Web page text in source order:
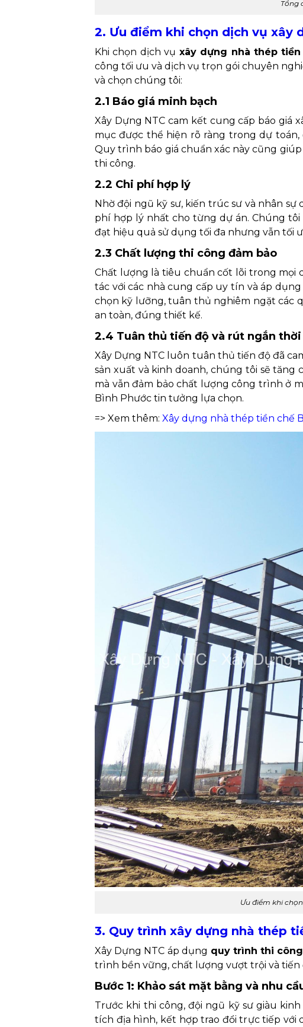
Tổng
2. Ưu điểm khi chọn dịch vụ xây
Khi chọn dịch vụ xây dựng nhà thép
công tối ưu và dịch vụ trọn gói chuyên
và chọn chúng tôi:
2.1 Báo giá minh bạch
Xây Dựng NTC cam kết cung cấp báo giá
mục được thể hiện rõ ràng trong dự
Quy trình báo giá chuẩn xác này cũng
thi công.
2.2 Chi phí hợp lý
Nhờ đội ngũ kỹ sư, kiến trúc sư và nhân
phí hợp lý nhất cho từng dự án. Chúng
đạt hiệu quả sử dụng tối đa nhưng vẫn tối
2.3 Chất lượng thi công đảm bảo
Chất lượng là tiêu chuẩn cốt lõi trong mọi
tác với các nhà cung cấp uy tín và áp
chọn kỹ lưỡng, tuân thủ nghiêm ngặt các
an toàn, đúng thiết kế.
2.4 Tuân thủ tiến độ và rút ngắn
Xây Dựng NTC luôn tuân thủ tiến độ đã
sản xuất và kinh doanh, chúng tôi sẽ
mà vẫn đảm bảo chất lượng công trình ở
Bình Phước tin tưởng lựa chọn.
=> Xem thêm: Xây dựng nhà thép tiền chế
Ưu điểm khi
3. Quy trình xây dựng nhà thép
Xây Dựng NTC áp dụng quy trình thi
trình bền vững, chất lượng vượt trội và
Bước 1: Khảo sát mặt bằng và nhu
Trước khi thi công, đội ngũ kỹ sư giàu
tích địa hình, kết hợp trao đổi trực tiếp với